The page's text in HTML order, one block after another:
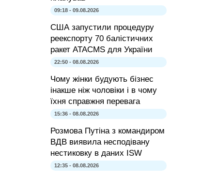
09:18 - 09.08.2026
США запустили процедуру
реекспорту 70 балістичних
ракет ATACMS для України
22:50 - 08.08.2026
Чому жінки будують бізнес
інакше ніж чоловіки і в чому
їхня справжня перевага
15:36 - 08.08.2026
Розмова Путіна з командиром
ВДВ виявила несподівану
нестиковку в даних ISW
12:35 - 08.08.2026